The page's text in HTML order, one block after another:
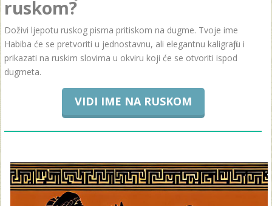
ruskom?
Doživi ljepotu ruskog pisma pritiskom na dugme. Tvoje ime
Habiba će se pretvoriti u jednostavnu, ali elegantnu kaligrafiju i
prikazati na ruskim slovima u okviru koji će se otvoriti ispod
dugmeta.
VIDI IME NA RUSKOM